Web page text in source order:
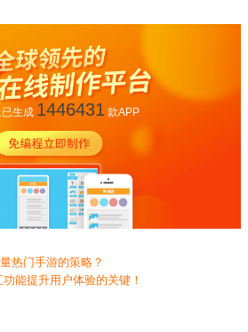
生成 1446431款APP
热门手游的策略？
能提升用户体验的关键！